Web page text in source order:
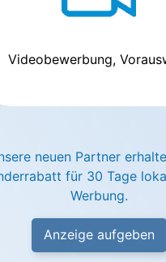
Videobewerbung,
neuen Partner
für 30 Tage
Werbung.
Anzeige aufgeben